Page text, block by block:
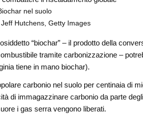
nel suolo
Hutchens, Getty Images
“biochar” – il prodotto della
tramite carbonizzazione –
tiene in mano biochar).
carbonio nel suolo per centinaia di
di immagazzinare carbonio da parte
i gas serra vengono liberati.